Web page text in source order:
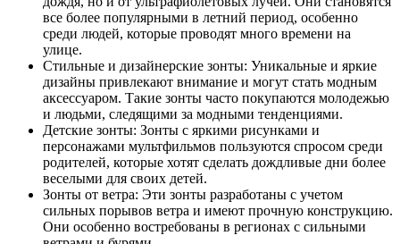
все более популярными в летний период, особенно
среди людей, которые проводят много времени на
улице.
Стильные и дизайнерские зонты: Уникальные и яркие
дизайны привлекают внимание и могут стать модным
аксессуаром. Такие зонты часто покупаются молодежью
и людьми, следящими за модными тенденциями.
Детские зонты: Зонты с яркими рисунками и
персонажами мультфильмов пользуются спросом среди
родителей, которые хотят сделать дождливые дни более
веселыми для своих детей.
Зонты от ветра: Эти зонты разработаны с учетом
сильных порывов ветра и имеют прочную конструкцию.
Они особенно востребованы в регионах с сильными